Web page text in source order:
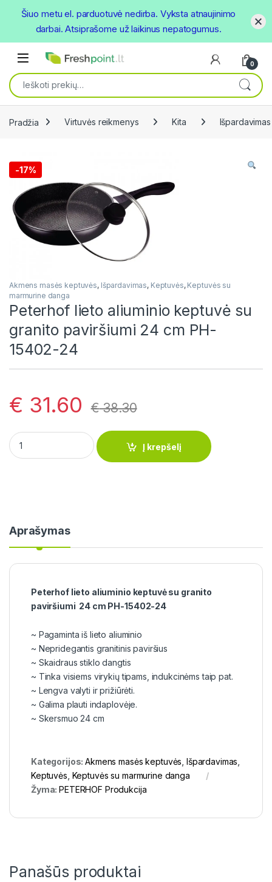
Open
0
Ieškoti:
Pradžia Virtuvės reikmenys Kita Išpardavimas
-17%
Akmens masės keptuvės, Išpardavimas, Keptuvės, Keptuvės su
marmurine danga
Peterhof lieto aliuminio keptuvė su
granito paviršiumi 24 cm PH-
15402-24
€ 31.60 €38.30
Peterhof lieto aliuminio keptuvė su granito paviršiumi 24 cm
Į krepšelį
Aprašymas
Peterhof lieto aliuminio keptuvė su granito
paviršiumi 24 cm PH-15402-24
~ Pagaminta iš lieto aliuminio
~ Nepridegantis granitinis paviršius
~ Skaidraus stiklo dangtis
~ Tinka visiems virykių tipams, indukcinėms taip pat.
~ Lengva valyti ir prižiūrėti.
~ Galima plauti indaplovėje.
~ Skersmuo 24 cm
Kategorijos:Akmens masės keptuvės, Išpardavimas,
Keptuvės, Keptuvės su marmurine danga
Žyma:PETERHOF Produkcija
Panašūs produktai
Šiuo metu el. parduotuvė nedirba. Vyksta atnaujinimo
darbai. Atsiprašome už laikinus nepatogumus.